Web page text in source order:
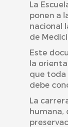
La
ponen a
nacional
de
Este
la
que toda
debe
La
humana,